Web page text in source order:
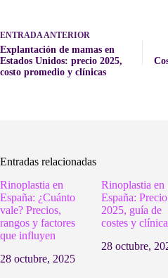
ENTRADAANTERIOR
Explantación de mamas en
Estados Unidos: precio 2025,
costo promedio y clínicas
Entradas relacionadas
Rinoplastia en
España: ¿Cuánto
vale? Precios,
rangos y factores
que influyen
28 octubre, 2025
Rinoplastia en
España: Precio
2025, guía de
costes y
28 octubre,